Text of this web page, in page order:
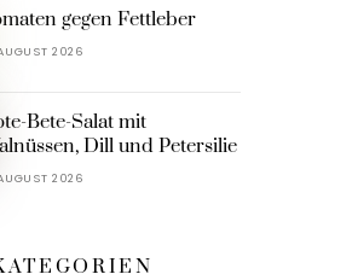
gegen Fettleber
2026
Bete-Salat mit
Dill und Petersilie
2026